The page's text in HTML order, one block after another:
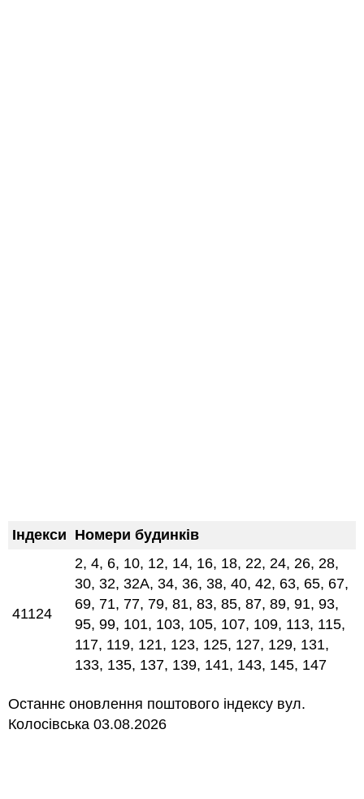
Індекси Номери будинків
41124
2, 4, 6, 10, 12, 14, 16, 18, 22, 24, 26, 28,
30, 32, 32А, 34, 36, 38, 40, 42, 63, 65, 67,
69, 71, 77, 79, 81, 83, 85, 87, 89, 91, 93,
95, 99, 101, 103, 105, 107, 109, 113, 115,
117, 119, 121, 123, 125, 127, 129, 131,
133, 135, 137, 139, 141, 143, 145, 147
Останнє оновлення поштового індексу вул.
Колосівська 03.08.2026